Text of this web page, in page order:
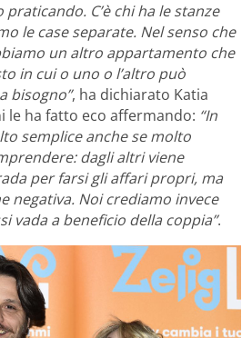
praticando. C’è chi ha le stanze
le case separate. Nel senso che
un altro appartamento che
in cui o uno o l’altro può
bisogno”, ha dichiarato Katia
le ha fatto eco affermando: “In
semplice anche se molto
dagli altri viene
per farsi gli affari propri, ma
negativa. Noi crediamo invece
vada a beneficio della coppia”.